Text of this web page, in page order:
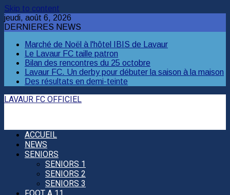
Skip to content
jeudi, août 6, 2026
DERNIERES NEWS
Marché de Noël à l'hôtel IBIS de Lavaur
Le Lavaur FC taille patron
Bilan des rencontres du 25 octobre
Lavaur FC. Un derby pour débuter la saison à la maison
Des résultats en demi-teinte
LAVAUR FC OFFICIEL
ACCUEIL
NEWS
SENIORS
SENIORS 1
SENIORS 2
SENIORS 3